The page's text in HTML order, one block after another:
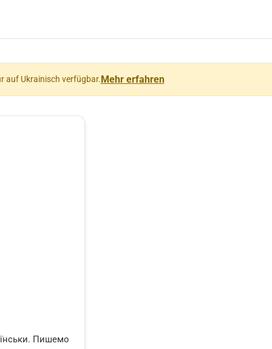
auf Ukrainisch verfügbar.Mehr erfahren
Пишемо